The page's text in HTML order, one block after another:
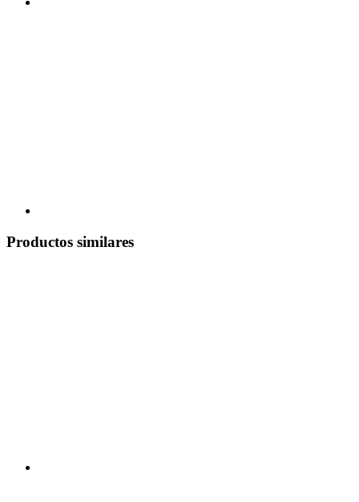
Productos similares